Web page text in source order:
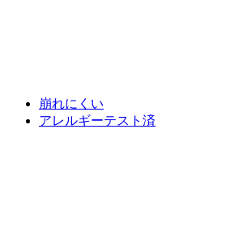
崩れにくい
アレルギーテスト済